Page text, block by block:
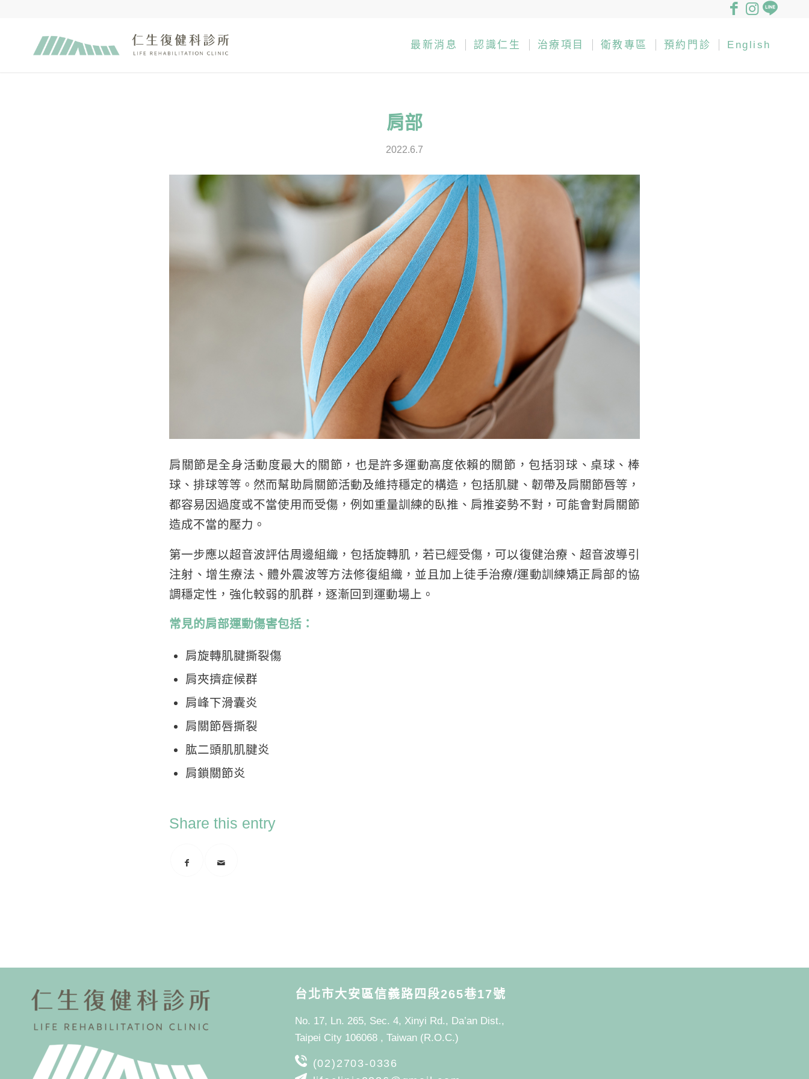
最新消息 認識仁生 治療項目 衛教專區 預約門診 English
肩部
2022.6.7
肩關節是全身活動度最大的關節，也是許多運動高度依賴的關節，包括羽球、桌球、棒
球、排球等等。然而幫助肩關節活動及維持穩定的構造，包括肌腱、韌帶及肩關節唇等，
都容易因過度或不當使用而受傷，例如重量訓練的臥推、肩推姿勢不對，可能會對肩關節
造成不當的壓力。
第一步應以超音波評估周邊組織，包括旋轉肌，若已經受傷，可以復健治療、超音波導引
注射、增生療法、體外震波等方法修復組織，並且加上徒手治療/運動訓練矯正肩部的協
調穩定性，強化較弱的肌群，逐漸回到運動場上。
常見的肩部運動傷害包括：
肩旋轉肌腱撕裂傷
肩夾擠症候群
肩峰下滑囊炎
肩關節唇撕裂
肱二頭肌肌腱炎
肩鎖關節炎
Share this entry
台北市大安區信義路四段265巷17號
No. 17, Ln. 265, Sec. 4, Xinyi Rd., Da’an Dist.,
Taipei City 106068 , Taiwan (R.O.C.)
(02)2703-0336